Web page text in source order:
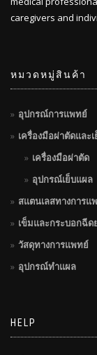
caregivers and
หมวดหมู่สินค้า
อุปกรณ์การแพทย์
เครื่องมือผ่าตัดและ
เครื่องมือผ่าตัด
อุปกรณ์เย็บแผล
สแตนเลสทางการแ
เข็มและกระบอกฉีด
วัสดุทางการแพทย์
อุปกรณ์ทำแผล
HELP